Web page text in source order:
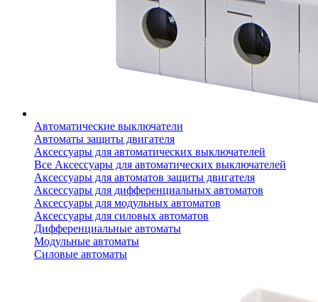
Автоматические выключатели
Автоматы защиты двигателя
Аксессуары для автоматических выключателей
Все Аксессуары для автоматических выключателей
Аксессуары для автоматов защиты двигателя
Аксессуары для дифференциальных автоматов
Аксессуары для модульных автоматов
Аксессуары для силовых автоматов
Дифференциальные автоматы
Модульные автоматы
Силовые автоматы